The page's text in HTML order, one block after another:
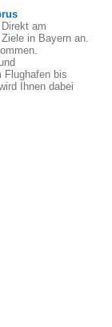
am
in Bayern an.
Flughafen bis
Ihnen dabei